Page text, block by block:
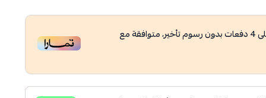
4دفعات بدون رسوم تأخير، متوافقة مع